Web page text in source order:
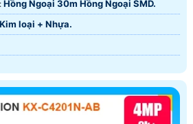
🌔 Khoảng Cách Ban Đêm : Hồng Ngoại 30m Hồng Ngoại SMD.
loại + Nhựa.